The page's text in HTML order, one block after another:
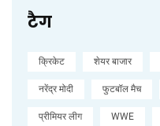
टैग
क्रिकेट शेयर बाजार
नरेंद्र मोदी फुटबॉल मैच
प्रीमियर लीग WWE